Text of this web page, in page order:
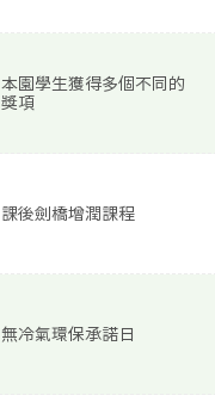
本園學生獲得多個不同的
獎項
課後劍橋增潤課程
無冷氣環保承諾日